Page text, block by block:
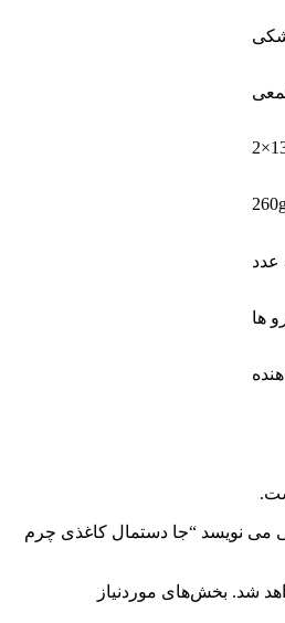
عدد
ها
می نویسد “جا دستمال کاغذی چرم
شد. بخش‌های موردنیاز